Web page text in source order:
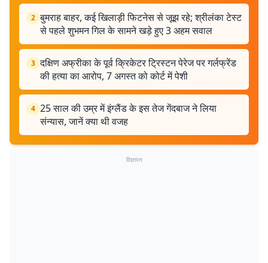
2 बुमराह बाहर, कई खिलाड़ी फिटनेस से जूझ रहे; श्रीलंका टेस्ट
से पहले शुभमन गिल के सामने खड़े हुए 3 अहम सवाल
3 दक्षिण अफ्रीका के पूर्व क्रिकेटर ट्रिस्टन पेरेज पर गर्लफ्रेंड
की हत्या का आरोप, 7 अगस्त को कोर्ट में पेशी
4 25 साल की उम्र में इंग्लैंड के इस तेज गेंदबाज ने लिया
संन्यास, जानें क्या थी वजह
विज्ञापन